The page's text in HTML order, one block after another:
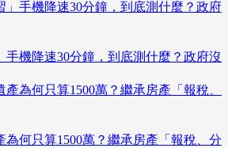
手機降速30分鐘，到底測什麼？政府沒
為何只算1500萬？繼承房產「報稅、分